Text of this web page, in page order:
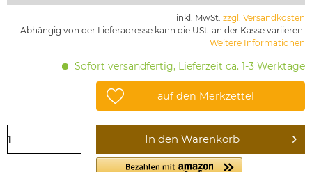
inkl. MwSt. zzgl. Versandkosten
Abhängig von der Lieferadresse kann die USt. an der Kasse variieren.
Weitere Informationen
Sofort versandfertig, Lieferzeit ca. 1-3 Werktage
auf den Merkzettel
In den Warenkorb